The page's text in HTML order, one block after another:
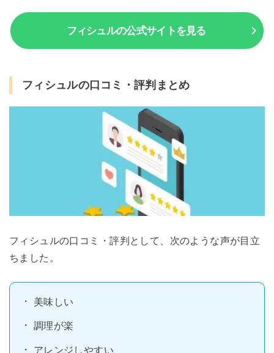
フィシュルの公式サイトを見る
フィシュルの口コミ・評判まとめ
フィシュルの口コミ・評判として、次のような声が目立
ちました。
美味しい
調理が楽
アレンジしやすい